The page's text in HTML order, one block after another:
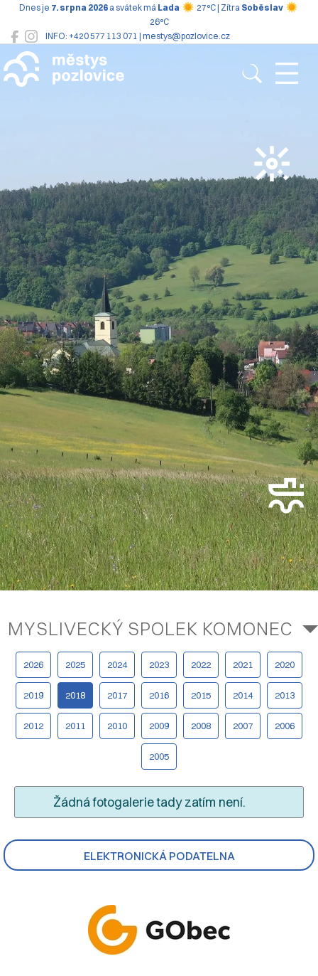
INFO: +420 577 113 071 | mestys@pozlovice.cz
Dnes je 7. srpna 2026 a svátek má Lada 27°C | Zítra Soběslav
26°C
Pozlovice
ELEKTRONICKÁ PODATELNA
MYSLIVECKÝ SPOLEK KOMONEC
2026 2025 2024 2023 2022 2021 2020
2019 2018 2017 2016 2015 2014 2013
2012 2011 2010 2009 2008 2007 2006
2005
Žádná fotogalerie tady zatím není.